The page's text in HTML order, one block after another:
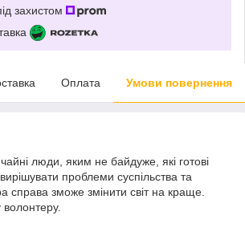
захистом
Оплата Умови повернення
люди, яким не байдуже, які готові
проблеми суспільства та
справа зможе змінити світ на краще.